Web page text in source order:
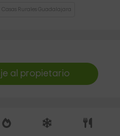
Casas Rurales Guadalajara
al propietario